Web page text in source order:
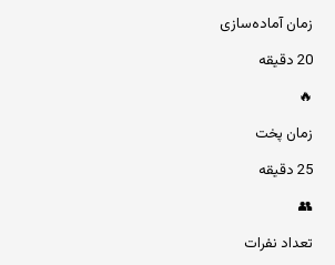
زمان آماده‌سازی
20 دقیقه
🔥
زمان پخت
25 دقیقه
👥
تعداد نفرات